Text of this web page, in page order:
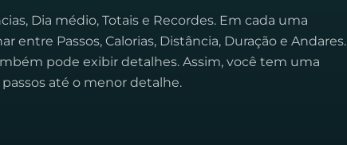
Dia médio, Totais e Recordes. Em cada uma
Passos, Calorias, Distância, Duração e Andares.
pode exibir detalhes. Assim, você tem uma
até o menor detalhe.